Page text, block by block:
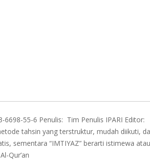
55-6 Penulis: Tim Penulis IPARI Editor:
tahsin yang terstruktur, mudah diikuti,
sementara “IMTIYAZ” berarti istimewa
Qur’an